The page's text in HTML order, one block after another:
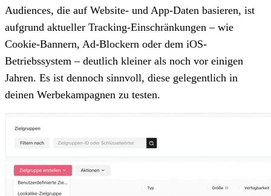
Audiences, die auf Website- und App-Daten basieren, ist
aufgrund aktueller Tracking-Einschränkungen – wie
Cookie-Bannern, Ad-Blockern oder dem iOS-
Betriebssystem – deutlich kleiner als noch vor einigen
Jahren. Es ist dennoch sinnvoll, diese gelegentlich in
deinen Werbekampagnen zu testen.